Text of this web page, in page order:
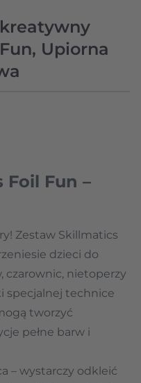
Upiorna
Fun –
Zestaw Skillmatics
dzieci do
czarownic, nietoperzy
specjalnej technice
tworzyć
pełne barw i
– wystarczy odkleić